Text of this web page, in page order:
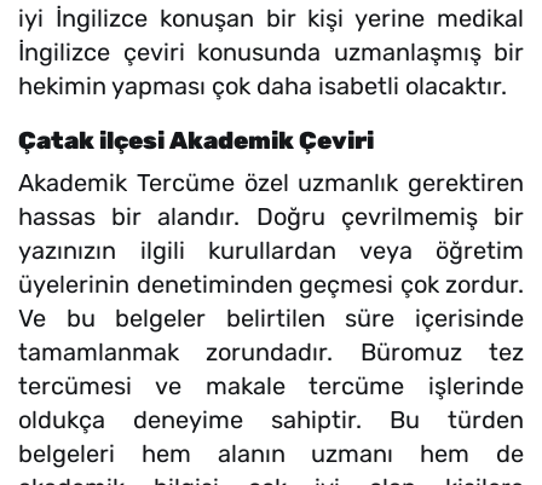
iyi İngilizce konuşan bir kişi yerine medikal
İngilizce çeviri konusunda uzmanlaşmış bir
hekimin yapması çok daha isabetli olacaktır.
Çatak ilçesi Akademik Çeviri
Akademik Tercüme özel uzmanlık gerektiren
hassas bir alandır. Doğru çevrilmemiş bir
yazınızın ilgili kurullardan veya öğretim
üyelerinin denetiminden geçmesi çok zordur.
Ve bu belgeler belirtilen süre içerisinde
tamamlanmak zorundadır. Büromuz tez
tercümesi ve makale tercüme işlerinde
oldukça deneyime sahiptir. Bu türden
belgeleri hem alanın uzmanı hem de